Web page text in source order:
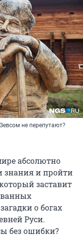
не перепутают?
абсолютно
знания и пройти
заставит
о богах
Руси.
без ошибки?